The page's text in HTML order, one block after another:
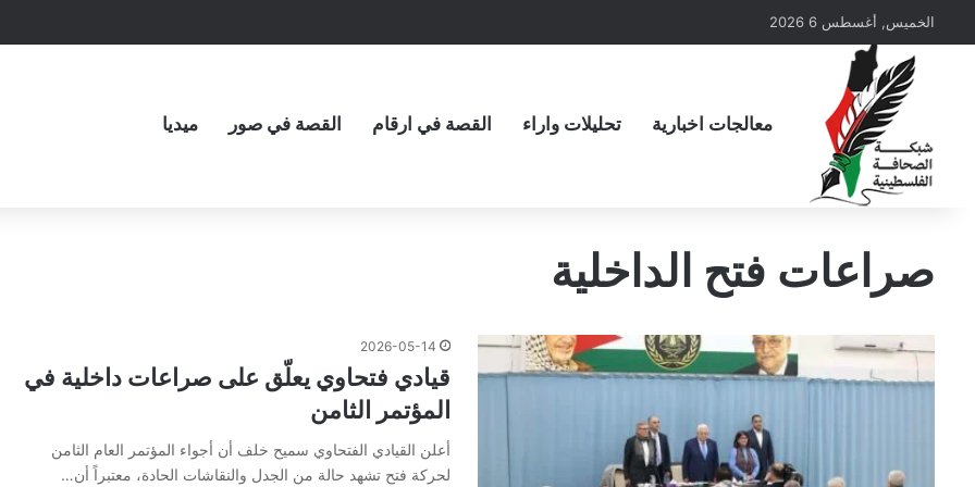
الخميس, أغسطس 6 2026
معالجات اخبارية تحليلات واراء القصة في ارقام القصة في صور ميديا
صراعات فتح الداخلية
2026-05-14
قيادي فتحاوي يعلّق على صراعات داخلية في
المؤتمر الثامن
أعلن القيادي الفتحاوي سميح خلف أن أجواء المؤتمر العام الثامن
لحركة فتح تشهد حالة من الجدل والنقاشات الحادة، معتبراً أن…